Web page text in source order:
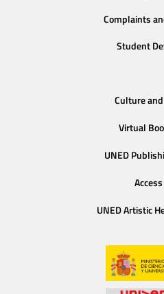
Complaints
Student
Culture
Virtual
UNED
UNED Artistic